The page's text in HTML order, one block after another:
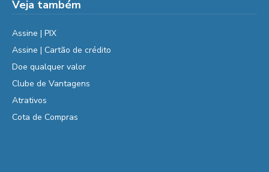
Veja também
Assine | PIX
Assine | Cartão de crédito
Doe qualquer valor
Clube de Vantagens
Atrativos
Cota de Compras